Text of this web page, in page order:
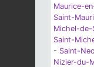
Maurice-
Saint-
Michel-de-
Saint-
- Saint-
Nizier-du-